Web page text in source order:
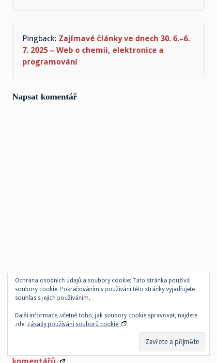
Pingback: Zajímavé články ve dnech 30. 6.–6.
7. 2025 – Web o chemii, elektronice a
programování
Napsat komentář
Web používá Akismet ke snížení množství spamu.
Zjistěte, jak jsou zpracovávány údaje z
Ochrana osobních údajů a soubory cookie: Tato stránka používá
soubory cookie. Pokračováním v používání této stránky vyjadřujete
souhlas s jejich používáním.
Další informace, včetně toho, jak soubory cookie spravovat, najdete
zde: Zásady používání souborů cookie